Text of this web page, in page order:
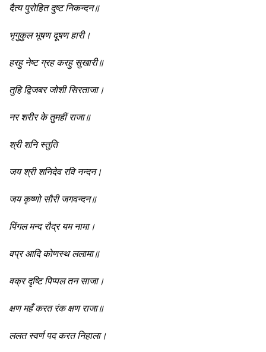
दैत्य पुरोहित दुष्ट निकन्दन॥
भृगुकुल भूषण दूषण हारी।
हरहु नेष्ट ग्रह करहु सुखारी॥
तुहि द्विजबर जोशी सिरताजा।
नर शरीर के तुमहीं राजा॥
श्री शनि स्तुति
जय श्री शनिदेव रवि नन्दन।
जय कृष्णो सौरी जगवन्दन॥
पिंगल मन्द रौद्र यम नामा।
वप्र आदि कोणस्थ ललामा॥
वक्र दृष्टि पिप्पल तन साजा।
क्षण महँ करत रंक क्षण राजा॥
ललत स्वर्ण पद करत निहाला।